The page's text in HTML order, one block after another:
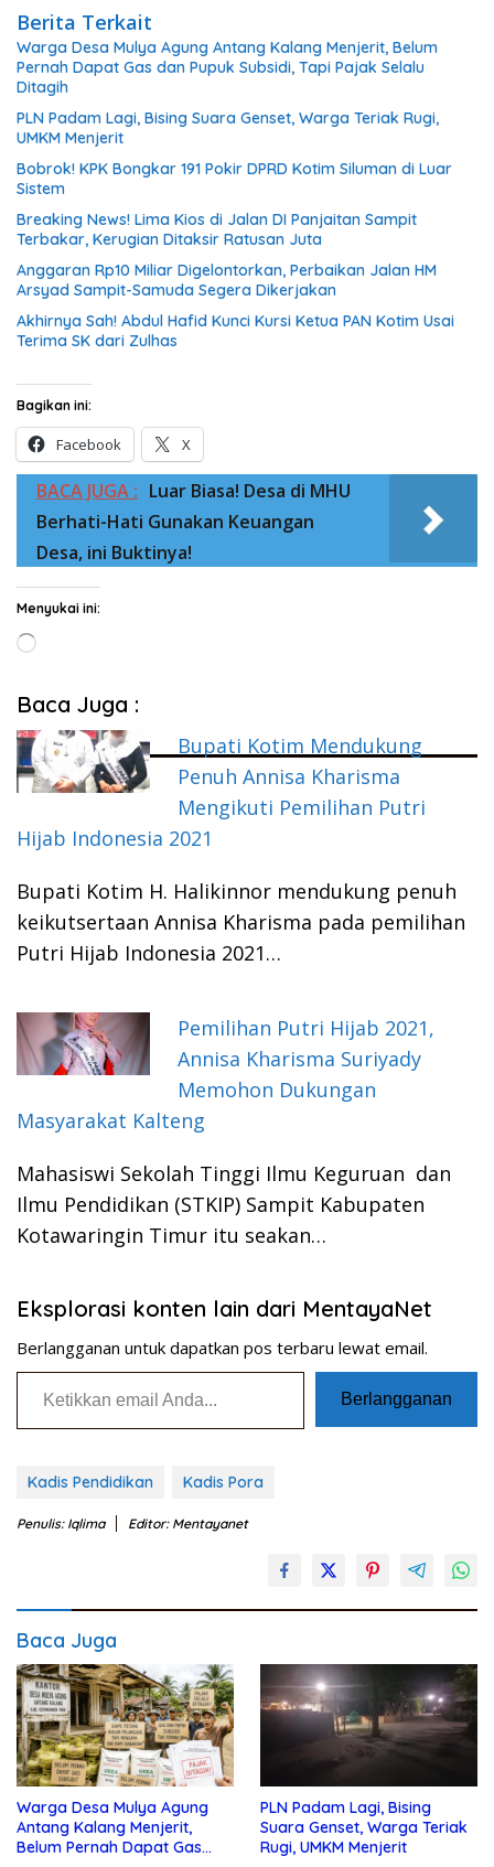
Berita Terkait
Warga Desa Mulya Agung Antang Kalang Menjerit, Belum
Pernah Dapat Gas dan Pupuk Subsidi, Tapi Pajak Selalu
Ditagih
PLN Padam Lagi, Bising Suara Genset, Warga Teriak Rugi,
UMKM Menjerit
Bobrok! KPK Bongkar 191 Pokir DPRD Kotim Siluman di Luar
Sistem
Breaking News! Lima Kios di Jalan DI Panjaitan Sampit
Terbakar, Kerugian Ditaksir Ratusan Juta
Anggaran Rp10 Miliar Digelontorkan, Perbaikan Jalan HM
Arsyad Sampit-Samuda Segera Dikerjakan
Akhirnya Sah! Abdul Hafid Kunci Kursi Ketua PAN Kotim Usai
Terima SK dari Zulhas
Bagikan ini:
Facebook X
BACA JUGA : Luar Biasa! Desa di MHU
Berhati-Hati Gunakan Keuangan
Desa, ini Buktinya!
Menyukai ini:
Memuat...
Baca Juga :
Bupati Kotim Mendukung
Penuh Annisa Kharisma
Mengikuti Pemilihan Putri
Hijab Indonesia 2021
Bupati Kotim H. Halikinnor mendukung penuh
keikutsertaan Annisa Kharisma pada pemilihan
Putri Hijab Indonesia 2021…
Pemilihan Putri Hijab 2021,
Annisa Kharisma Suriyady
Memohon Dukungan
Masyarakat Kalteng
Mahasiswi Sekolah Tinggi Ilmu Keguruan dan
Ilmu Pendidikan (STKIP) Sampit Kabupaten
Kotawaringin Timur itu seakan…
Eksplorasi konten lain dari MentayaNet
Berlangganan untuk dapatkan pos terbaru lewat email.
Ketikkan email Anda...
Berlangganan
Kadis Pendidikan Kadis Pora
Penulis: Iqlima Editor: Mentayanet
Baca Juga
Warga Desa Mulya Agung
Antang Kalang Menjerit,
Belum Pernah Dapat Gas
PLN Padam Lagi, Bising
Suara Genset, Warga Teriak
Rugi, UMKM Menjerit